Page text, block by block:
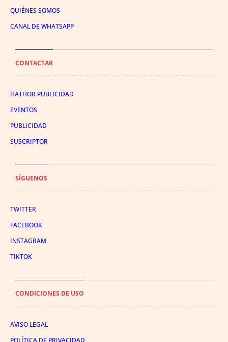
QUIÉNES SOMOS
CANAL DE WHATSAPP
CONTACTAR
HATHOR PUBLICIDAD
EVENTOS
PUBLICIDAD
SUSCRIPTOR
SÍGUENOS
TWITTER
FACEBOOK
INSTAGRAM
TIKTOK
CONDICIONES DE USO
AVISO LEGAL